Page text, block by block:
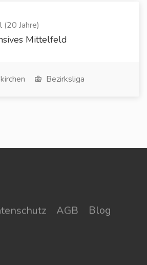
(20 Jahre)
Mittelfeld
Bezirksliga
AGB
Blog